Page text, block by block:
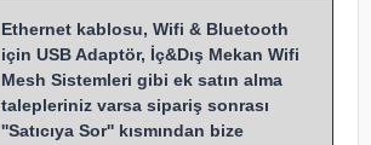
Ethernet kablosu, Wifi & Bluetooth
için USB Adaptör, İç&Dış Mekan Wifi
Mesh Sistemleri gibi ek satın alma
talepleriniz varsa sipariş sonrası
''Satıcıya Sor'' kısmından bize